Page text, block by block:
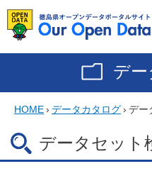
デ
HOME› データカタログ› デー
データセット